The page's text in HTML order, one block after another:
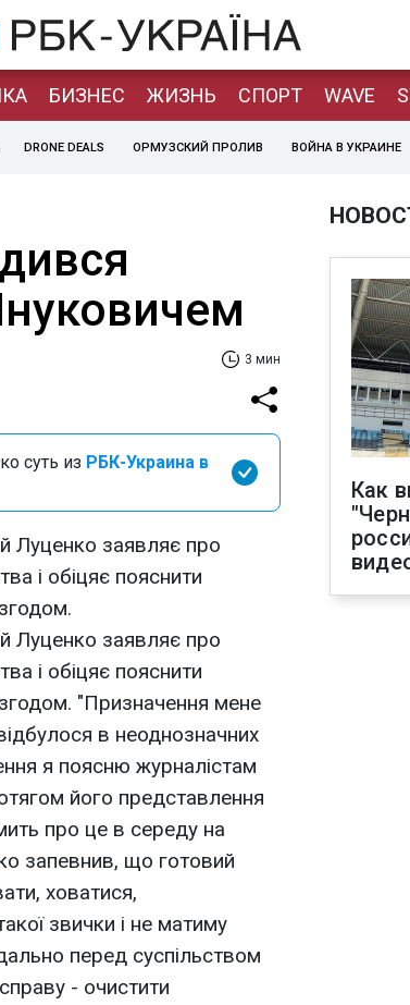
БИЗНЕС ЖИЗНЬ СПОРТ WAVE
DRONE DEALS ОРМУЗСКИЙ ПРОЛИВ ВОЙНА В УКРАИНЕ
3 мин
суть из РБК-Украина в
Луценко заявляє про
і обіцяє пояснити
Луценко заявляє про
і обіцяє пояснити
"Призначення мене
в неоднозначних
я поясню журналістам
його представлення
про це в середу на
запевнив, що готовий
ховатися,
звички і не матиму
перед суспільством
- очистити
Как